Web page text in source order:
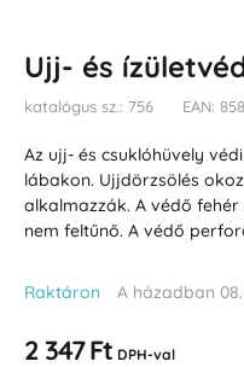
Ujj- és
katalógus sz.: 756 EAN:
Az ujj- és csuklóhüvely
lábakon. Ujjdörzsölés
alkalmazzák. A védő
nem feltűnő. A védő
Raktáron A házadban
2 347 Ft DPH-val